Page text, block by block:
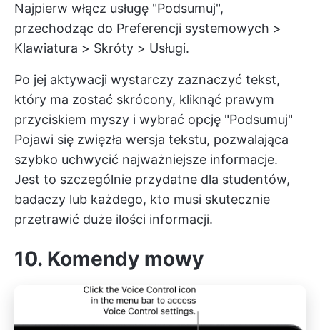
Najpierw włącz usługę "Podsumuj",
przechodząc do Preferencji systemowych >
Klawiatura > Skróty > Usługi.
Po jej aktywacji wystarczy zaznaczyć tekst,
który ma zostać skrócony, kliknąć prawym
przyciskiem myszy i wybrać opcję "Podsumuj"
Pojawi się zwięzła wersja tekstu, pozwalająca
szybko uchwycić najważniejsze informacje.
Jest to szczególnie przydatne dla studentów,
badaczy lub każdego, kto musi skutecznie
przetrawić duże ilości informacji.
10. Komendy mowy